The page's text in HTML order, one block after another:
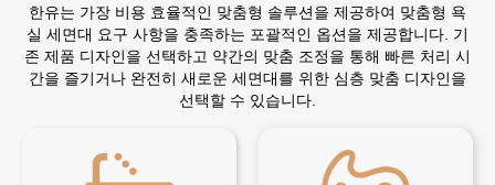
한유는 가장 비용 효율적인 맞춤형 솔루션을 제공하여 맞춤형 욕
실 세면대 요구 사항을 충족하는 포괄적인 옵션을 제공합니다. 기
존 제품 디자인을 선택하고 약간의 맞춤 조정을 통해 빠른 처리 시
간을 즐기거나 완전히 새로운 세면대를 위한 심층 맞춤 디자인을
선택할 수 있습니다.